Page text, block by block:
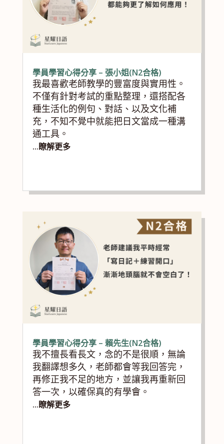
學員學習心得分享 – 張小姐(N2合格)
我最喜歡老師教學的豐富度與實用性。
不僅有針對考試的重點整理，還搭配各
種生活化的例句、對話、以及文化補
充，不知不覺中就能把日文當成一種溝
通工具。
...瞭解更多
學員學習心得分享 – 賴先生(N2合格)
我不擅長看長文，念的不是很順，無論
我翻譯想多久，老師都會等我回答完，
再修正我不足的地方，並讓我再重新回
答一次，以確保真的有學會。
...瞭解更多